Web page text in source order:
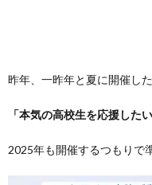
昨年、一昨年と夏に開催した
「本気の高校生を応援した
2025年も開催するつもりで